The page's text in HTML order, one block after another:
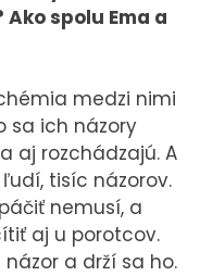
spolu Ema a
medzi nimi
sa ich názory
aj rozchádzajú. A
tisíc názorov.
nemusí, a
aj u porotcov.
a drží sa ho.